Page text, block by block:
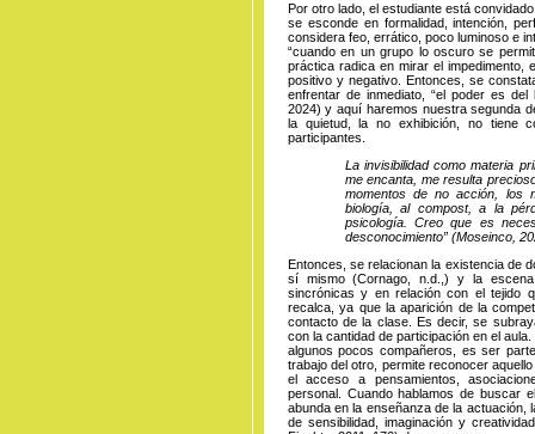
Por otro lado, el estudiante está
se esconde en formalidad, intención,
considera feo, errático, poco luminoso e
“cuando en un grupo lo oscuro se
práctica radica en mirar el impedimento,
positivo y negativo. Entonces, se
enfrentar de inmediato, “el poder es
2024) y aquí haremos nuestra segunda
la quietud, la no exhibición, no tiene
participantes.
La invisibilidad como materia
me encanta, me resulta
momentos de no acción, los
biología, al compost, a la
psicología. Creo que es
desconocimiento” (Moseinco,
Entonces, se relacionan la existencia de
sí mismo (Cornago, n.d.,) y la
sincrónicas y en relación con el tejido
recalca, ya que la aparición de la
contacto de la clase. Es decir, se
con la cantidad de participación en el
algunos pocos compañeros, es ser
trabajo del otro, permite reconocer
el acceso a pensamientos,
personal. Cuando hablamos de buscar
abunda en la enseñanza de la actuación,
de sensibilidad, imaginación y